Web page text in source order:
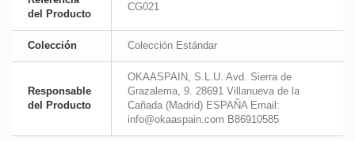
del Producto
CG021
Colección Colección Estándar
Responsable
del Producto
OKAASPAIN, S.L.U. Avd. Sierra de
Grazalema, 9. 28691 Villanueva de la
Cañada (Madrid) ESPAÑA Email:
info@okaaspain.com B86910585